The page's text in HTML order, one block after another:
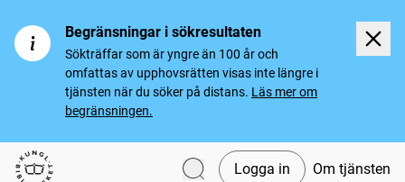
Begränsningar i sökresultaten
Sökträffar som är yngre än 100 år och
omfattas av upphovsrätten visas inte längre i
tjänsten när du söker på distans. Läs mer om
begränsningen.
Logga in Om tjänsten